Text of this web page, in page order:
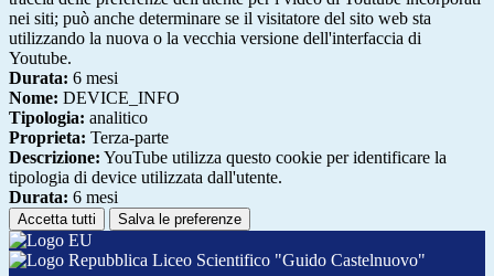
nei siti; può anche determinare se il visitatore del sito web sta
utilizzando la nuova o la vecchia versione dell'interfaccia di
Youtube.
Durata: 6 mesi
Nome: DEVICE_INFO
Tipologia: analitico
Proprieta: Terza-parte
Descrizione: YouTube utilizza questo cookie per identificare la
tipologia di device utilizzata dall'utente.
Durata: 6 mesi
Accetta tutti Salva le preferenze
Liceo Scientifico "Guido Castelnuovo"